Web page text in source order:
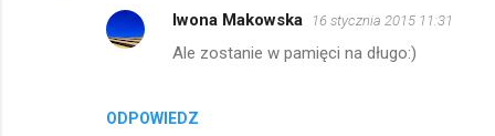
ODPOWIEDZ
Iwona Makowska 16 stycznia 2015 11:31
Ale zostanie w pamięci na długo:)